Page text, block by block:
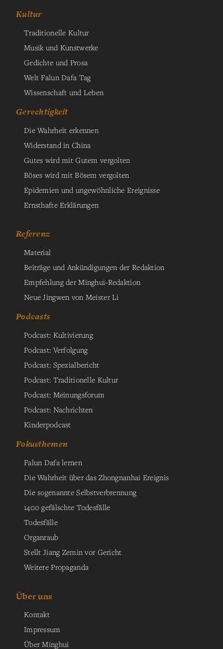
Kultur
Traditionelle Kultur
Musik und Kunstwerke
Gedichte und Prosa
Welt Falun Dafa Tag
Wissenschaft und Leben
Gerechtigkeit
Die Wahrheit erkennen
Widerstand in China
Gutes wird mit Gutem vergolten
Böses wird mit Bösem vergolten
Epidemien und ungewöhnliche Ereignisse
Ernsthafte Erklärungen
Referenz
Material
Beiträge und Ankündigungen der Redaktion
Empfehlung der Minghui-Redaktion
Neue Jingwen von Meister Li
Podcasts
Podcast: Kultivierung
Podcast: Verfolgung
Podcast: Spezialbericht
Podcast: Traditionelle Kultur
Podcast: Meinungsforum
Podcast: Nachrichten
Kinderpodcast
Fokusthemen
Falun Dafa lernen
Die Wahrheit über das Zhongnanhai Ereignis
Die sogenannte Selbstverbrennung
1400 gefälschte Todesfälle
Todesfälle
Organraub
Stellt Jiang Zemin vor Gericht
Weitere Propaganda
Über uns
Kontakt
Impressum
Über Minghui